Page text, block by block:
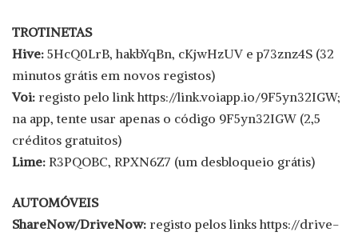
TROTINETAS
Hive: 5HcQ0LrB, hakbYqBn, cKjwHzUV e p73znz4S (32
minutos grátis em novos registos)
Voi: registo pelo link https://link.voiapp.io/9F5yn32IGW;
na app, tente usar apenas o código 9F5yn32IGW (2,5
créditos gratuitos)
Lime: R3PQOBC, RPXN6Z7 (um desbloqueio grátis)
AUTOMÓVEIS
ShareNow/DriveNow: registo pelos links https://drive-